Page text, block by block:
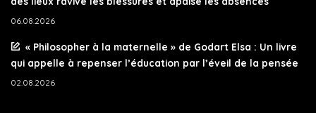
06.08.2026
« Philosopher à la maternelle » de Godart Elsa : Un livre
qui appelle à repenser l’éducation par l’éveil de la pensée
02.08.2026